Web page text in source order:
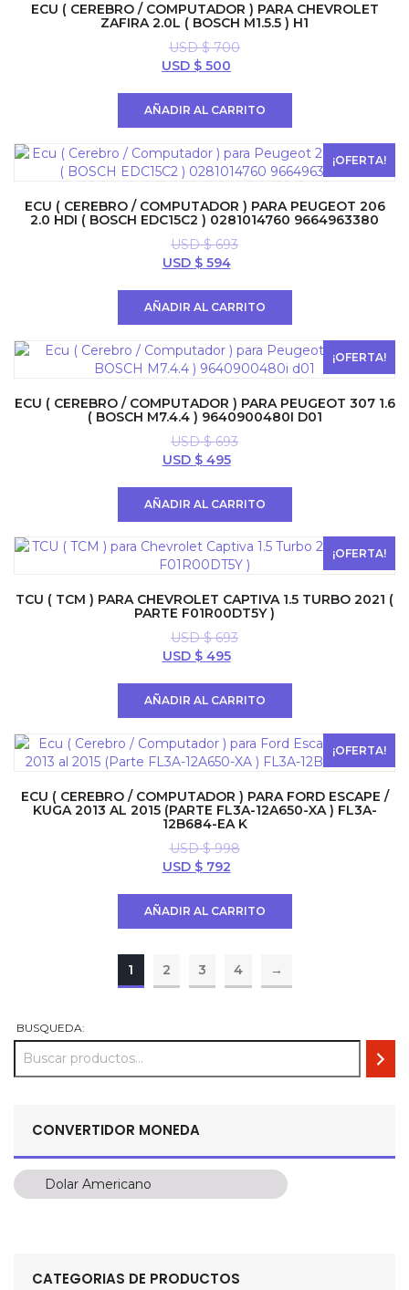
ECU ( CEREBRO / COMPUTADOR ) PARA CHEVROLET
ZAFIRA 2.0L ( BOSCH M1.5.5 ) H1
USD $700
El
era:
$ 700.
USD $ 500
es:
$ 500.
AÑADIR AL CARRITO
¡OFERTA!
ECU ( CEREBRO / COMPUTADOR ) PARA PEUGEOT 206
2.0 HDI ( BOSCH EDC15C2 ) 0281014760 9664963380
USD $693
El
era:
$ 693.
USD $594El
es:
$ 594.
AÑADIR AL CARRITO
¡OFERTA!
ECU ( CEREBRO / COMPUTADOR ) PARA PEUGEOT 307 1.6
( BOSCH M7.4.4 ) 9640900480I D01
USD $693
El
era:
$ 693.
USD $495El
es:
$ 495.
AÑADIR AL CARRITO
¡OFERTA!
TCU ( TCM ) PARA CHEVROLET CAPTIVA 1.5 TURBO 2021 (
PARTE F01R00DT5Y )
USD $693
El
era:
$ 693.
USD $495El
es:
$ 495.
AÑADIR AL CARRITO
¡OFERTA!
ECU ( CEREBRO / COMPUTADOR ) PARA FORD ESCAPE /
KUGA 2013 AL 2015 (PARTE FL3A-12A650-XA ) FL3A-
12B684-EA K
USD $998
El
era:
USD $792El
es:
AÑADIR AL CARRITO
1 2 3 4 →
BUSQUEDA:
CONVERTIDOR MONEDA
Dolar Americano
Dolar Americano
Pesos Mexicanos
CATEGORIAS DE PRODUCTOS